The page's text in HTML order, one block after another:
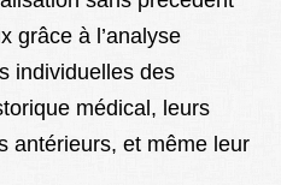
grâce à l’analyse
individuelles des
médical, leurs
antérieurs, et même leur